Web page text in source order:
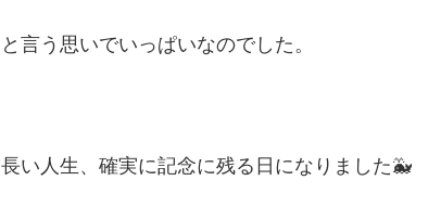
と言う思いでいっぱいなのでした。
長い人生、確実に記念に残る日になりました🐳